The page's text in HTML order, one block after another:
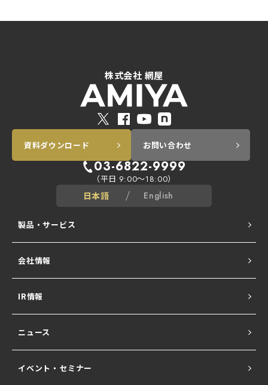
株式会社 網屋
資料ダウンロード お問い合わせ
03-6822-9999
（平日 9:00～18:00）
日本語 English
製品・サービス
ALogシリーズ
Network All Cloud
Ubiquiti UniFi
NATURE SERIES
会社情報
IR情報
ニュース
イベント・セミナー